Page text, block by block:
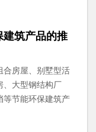
建筑产品的推
合房屋、别墅型活
、大型钢结构厂
等节能环保建筑产